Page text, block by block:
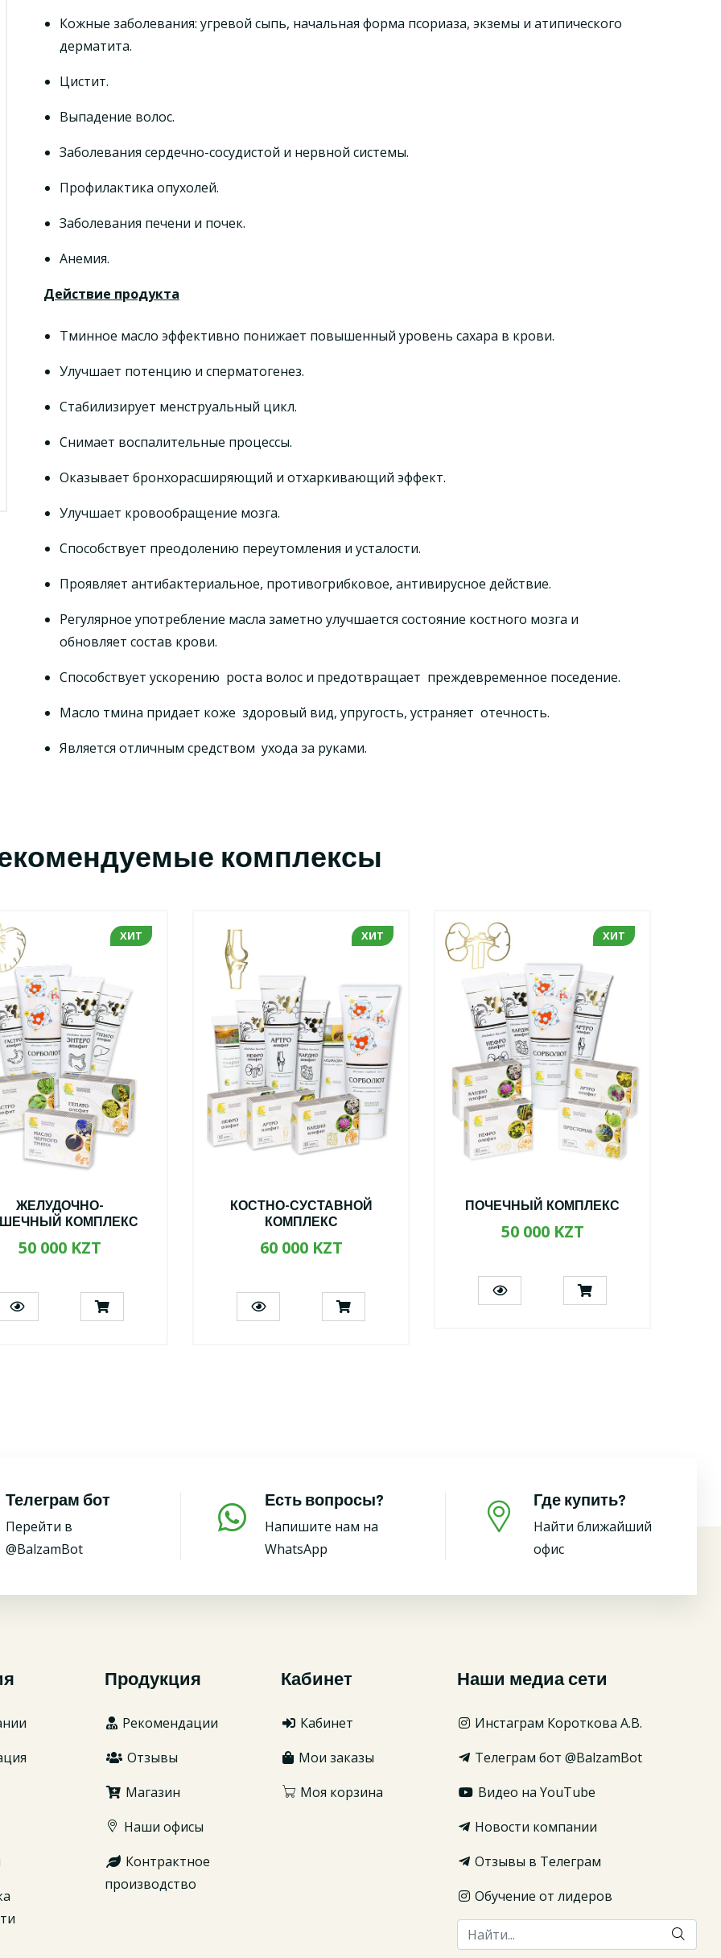
Кожные заболевания: угревой сыпь, начальная форма псориаза, экземы и атипического
дерматита.
Цистит.
Выпадение волос.
Заболевания сердечно-сосудистой и нервной системы.
Профилактика опухолей.
Заболевания печени и почек.
Анемия.
Действие продукта
Тминное масло эффективно понижает повышенный уровень сахара в крови.
Улучшает потенцию и сперматогенез.
Стабилизирует менструальный цикл.
Снимает воспалительные процессы.
Оказывает бронхорасширяющий и отхаркивающий эффект.
Улучшает кровообращение мозга.
Способствует преодолению переутомления и усталости.
Проявляет антибактериальное, противогрибковое, антивирусное действие.
Регулярное употребление масла заметно улучшается состояние костного мозга и
обновляет состав крови.
Способствует ускорению роста волос и предотвращает преждевременное поседение.
Масло тмина придает коже здоровый вид, упругость, устраняет отечность.
Является отличным средством ухода за руками.
комплексы
ХИТ
ЖЕЛУДОЧНО-
КОМПЛЕКС
50 000 KZT
ХИТ
КОСТНО-СУСТАВНОЙ
КОМПЛЕКС
60 000 KZT
ХИТ
ПОЧЕЧНЫЙ КОМПЛЕКС
50 000 KZT
Телеграм бот
Перейти в
@BalzamBot
Есть вопросы?
Напишите нам на
WhatsApp
Где купить?
Найти ближайший
офис
Продукция
Рекомендации
Отзывы
Магазин
Наши офисы
Контрактное
производство
Кабинет
Кабинет
Мои заказы
Моя корзина
Наши медиа сети
Инстаграм Короткова А.В.
Телеграм бот @BalzamBot
Видео на YouTube
Новости компании
Отзывы в Телеграм
Обучение от лидеров